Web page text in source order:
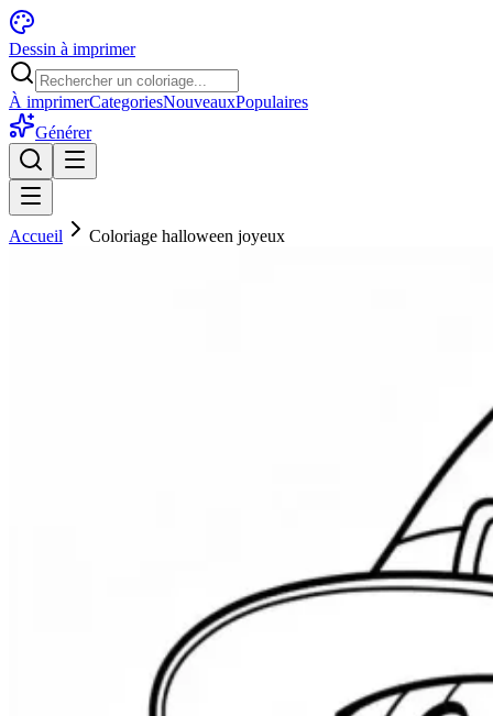
Dessin à imprimer
À imprimerCategoriesNouveauxPopulaires
Générer
Accueil Coloriage halloween joyeux